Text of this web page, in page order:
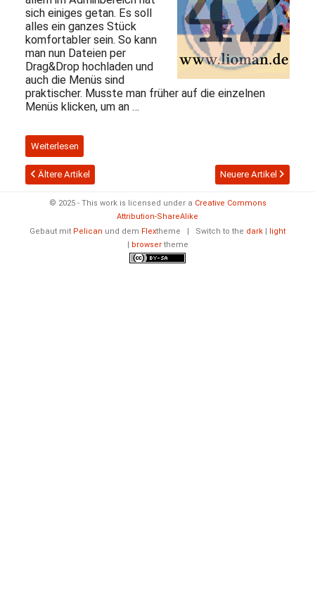
sich einiges getan. Es soll
alles ein ganzes Stück
komfortabler sein. So kann
man nun Dateien per
Drag&Drop hochladen und
auch die Menüs sind
praktischer. Musste man früher auf die einzelnen
Menüs klicken, um an …
Weiterlesen
Ältere Artikel Neuere Artikel
© 2025 - This work is licensed under a Creative Commons
Attribution-ShareAlike
Gebaut mit Pelican und dem Flextheme | Switch to the dark | light
| browsertheme